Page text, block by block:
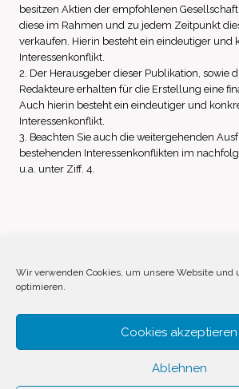
Wir verwenden Cookies, um unsere Website und
optimieren.
Cookies akzeptieren
Ablehnen
besitzen Aktien der empfohlenen
diese im Rahmen und zu jedem Zeitpunkt
verkaufen. Hierin besteht ein eindeutiger und
Interessenkonflikt.
2. Der Herausgeber dieser Publikation, sowie
Redakteure erhalten für die Erstellung eine
Auch hierin besteht ein eindeutiger und
Interessenkonflikt.
3. Beachten Sie auch die weitergehenden
bestehenden Interessenkonflikten im
u.a. unter Ziff. 4.
Impressum Datenschutz